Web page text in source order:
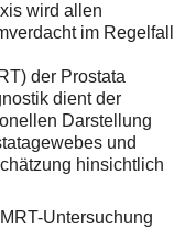
wird allen
im Regelfall
der Prostata
dient der
Darstellung
und
hinsichtlich
Untersuchung